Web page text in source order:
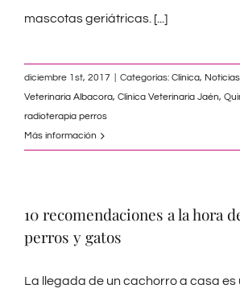
mascotas geriátricas. [...]
diciembre 1st, 2017 Categorías: Clínica, Noticias
Veterinaria Albacora, Clínica Veterinaria Jaén,
radioterapia perros
Más información
10 recomendaciones a la hora
perros y gatos
La llegada de un cachorro a casa es